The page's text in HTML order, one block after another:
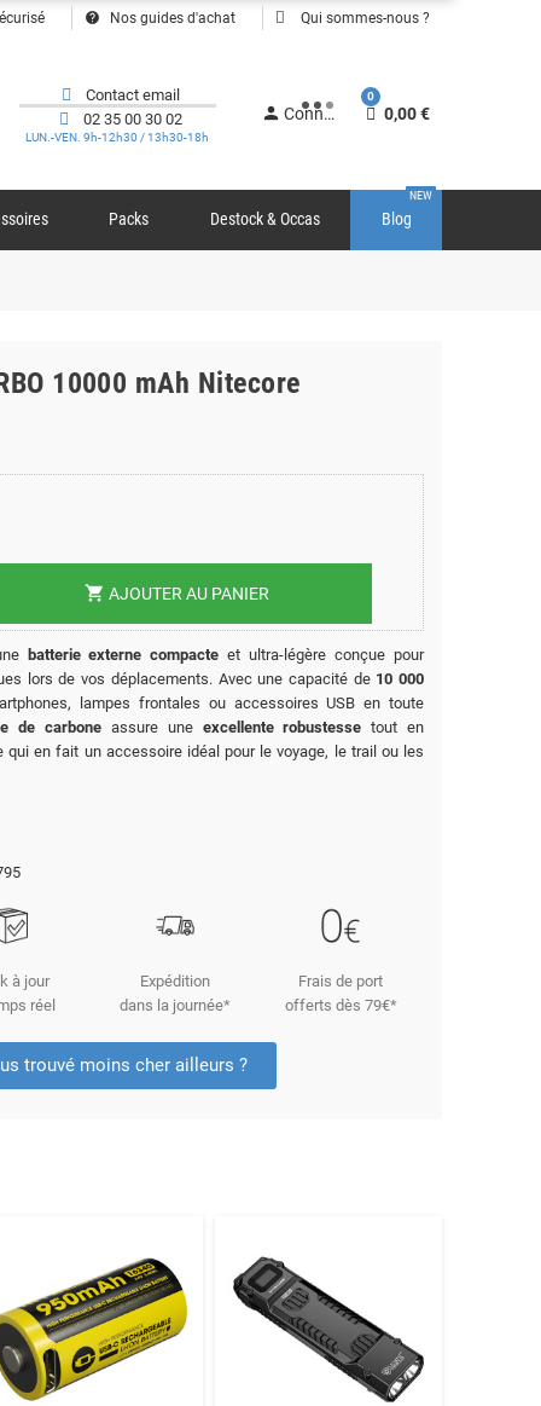
help Nos guides d'achat Qui sommes-nous ?
Contact email
02 35 00 30 02
LUN.-VEN. 9h-12h30 / 13h30-18h
person Connexion
0
0,00 €
Packs Destock & Occas Blog
NEW
10000 mAh Nitecore
shopping_cart AJOUTER AU PANIER
batterie externe compacte et ultra-légère conçue pour
lors de vos déplacements. Avec une capacité de 10 000
lampes frontales ou accessoires USB en toute
de carbone assure une excellente robustesse tout en
qui en fait un accessoire idéal pour le voyage, le trail ou les
à jour
réel
Expédition
dans la journée*
Frais de port
offerts dès 79€*
trouvé moins cher ailleurs ?